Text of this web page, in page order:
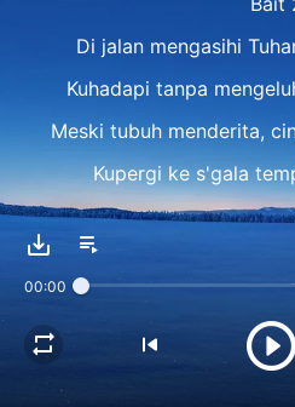
Di jalan mengasihi
Kuhadapi tanpa
Meski tubuh menderita,
Kupergi ke s'gala
Tapi ku 'kan setia
00:00